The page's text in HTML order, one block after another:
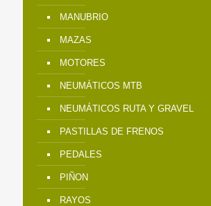
MANUBRIO
MAZAS
MOTORES
NEUMÁTICOS MTB
NEUMÁTICOS RUTA Y GRAVEL
PASTILLAS DE FRENOS
PEDALES
PIÑON
RAYOS